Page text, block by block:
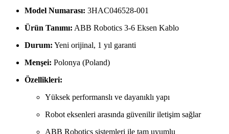
Model Numarası: 3HAC046528-001
Ürün Tanımı: ABB Robotics 3-6 Eksen Kablo
Durum: Yeni orijinal, 1 yıl garanti
Menşei: Polonya (Poland)
Özellikleri:
Yüksek performanslı ve dayanıklı yapı
Robot eksenleri arasında güvenilir iletişim sağlar
ABB Robotics sistemleri ile tam uyumlu